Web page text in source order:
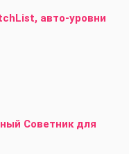
авто-уровни
Советник для